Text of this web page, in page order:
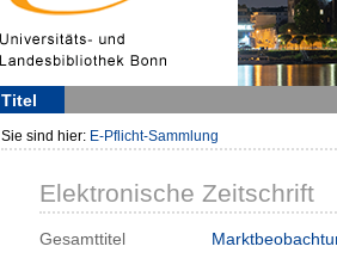
Titel
Sie sind hier: E-Pflicht-Sammlung
Elektronische Zeitschrift
Gesamttitel